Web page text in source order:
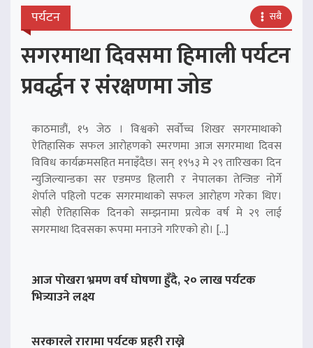
पर्यटन सबै
सगरमाथा दिवसमा हिमाली पर्यटन
प्रवर्द्धन र संरक्षणमा जोड
काठमाडौं, १५ जेठ । विश्वको सर्वोच्च शिखर सगरमाथाको
ऐतिहासिक सफल आरोहणको स्मरणमा आज सगरमाथा दिवस
विविध कार्यक्रमसहित मनाइँदैछ। सन् १९५३ मे २९ तारिखका दिन
न्युजिल्यान्डका सर एडमण्ड हिलारी र नेपालका तेन्जिङ नोर्गे
शेर्पाले पहिलो पटक सगरमाथाको सफल आरोहण गरेका थिए।
सोही ऐतिहासिक दिनको सम्झनामा प्रत्येक वर्ष मे २९ लाई
सगरमाथा दिवसका रूपमा मनाउने गरिएको हो। […]
आज पोखरा भ्रमण वर्ष घोषणा हुँदै, २० लाख पर्यटक
भित्र्याउने लक्ष्य
सरकारले रारामा पर्यटक प्रहरी राख्ने